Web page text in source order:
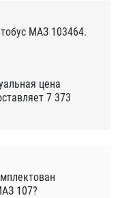
МАЗ 103464.
цена
7 373
107?